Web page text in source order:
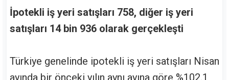
İpotekli iş yeri satışları 758, diğer iş yeri
satışları 14 bin 936 olarak gerçekleşti
Türkiye genelinde ipotekli iş yeri satışları Nisan
ayında bir önceki yılın aynı ayına göre %102,1